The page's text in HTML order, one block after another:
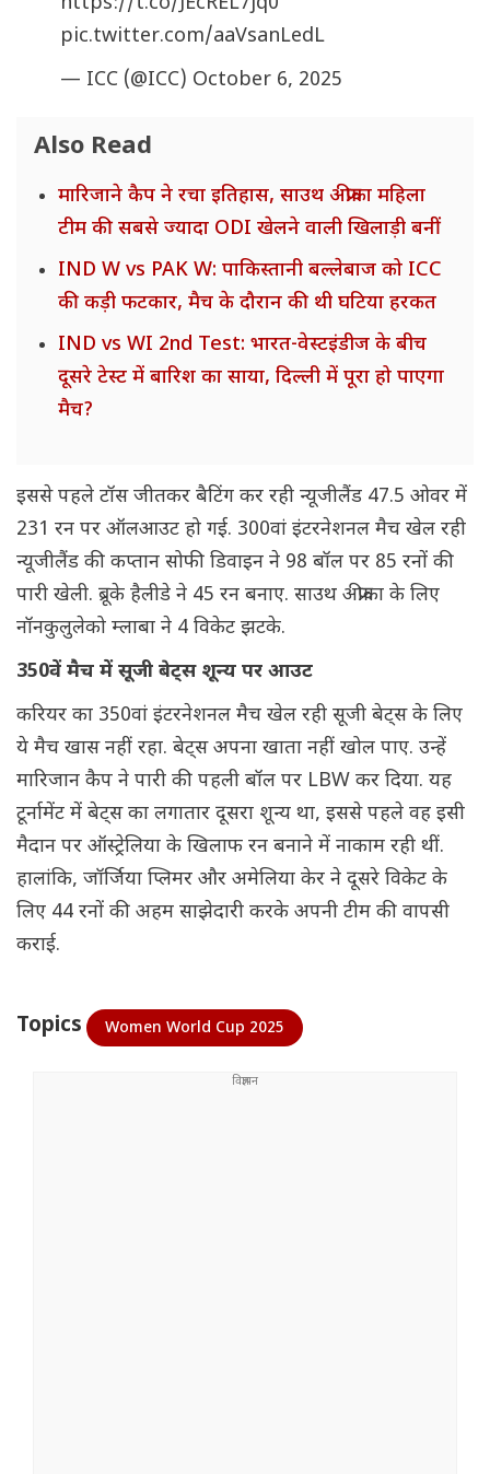
pic.twitter.com/aaVsanLedL
— ICC (@ICC) October 6, 2025
Also Read
मारिजाने कैप ने रचा इतिहास, साउथ अफ्रीका महिला
टीम की सबसे ज्यादा ODI खेलने वाली खिलाड़ी बनीं
IND W vs PAK W: पाकिस्तानी बल्लेबाज को ICC
की कड़ी फटकार, मैच के दौरान की थी घटिया हरकत
IND vs WI 2nd Test: भारत-वेस्टइंडीज के बीच
दूसरे टेस्ट में बारिश का साया, दिल्ली में पूरा हो पाएगा
मैच?
इससे पहले टॉस जीतकर बैटिंग कर रही न्यूजीलैंड 47.5 ओवर में
231 रन पर ऑलआउट हो गई. 300वां इंटरनेशनल मैच खेल रही
न्यूजीलैंड की कप्तान सोफी डिवाइन ने 98 बॉल पर 85 रनों की
पारी खेली. ब्रूके हैलीडे ने 45 रन बनाए. साउथ अफ्रीका के लिए
नॉनकुलुलेको म्लाबा ने 4 विकेट झटके.
350वें मैच में सूजी बेट्स शून्य पर आउट
करियर का 350वां इंटरनेशनल मैच खेल रही सूजी बेट्स के लिए
ये मैच खास नहीं रहा. बेट्स अपना खाता नहीं खोल पाए. उन्हें
मारिजान कैप ने पारी की पहली बॉल पर LBW कर दिया. यह
टूर्नामेंट में बेट्स का लगातार दूसरा शून्य था, इससे पहले वह इसी
मैदान पर ऑस्ट्रेलिया के खिलाफ रन बनाने में नाकाम रही थीं.
हालांकि, जॉर्जिया प्लिमर और अमेलिया केर ने दूसरे विकेट के
लिए 44 रनों की अहम साझेदारी करके अपनी टीम की वापसी
कराई.
Topics Women World Cup 2025